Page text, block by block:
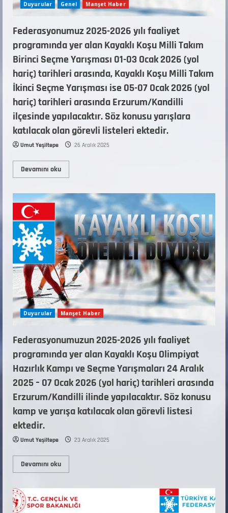
Duyurular Genel Manşet Haber
Federasyonumuz 2025-2026 yılı faaliyet
programında yer alan Kayaklı Koşu Milli Takım
Birinci Seçme Yarışması 01-03 Ocak 2026 (yol
hariç) tarihleri arasında, Kayaklı Koşu Milli Takım
İkinci Seçme Yarışması ise 05-07 Ocak 2026 (yol
hariç) tarihleri arasında Erzurum/Kandilli
ilçesinde yapılacaktır. Söz konusu yarışlara
katılacak olan görevli listeleri ektedir.
Umut Yeşiltepe 26 Aralık 2025
Devamını oku
Duyurular Manşet Haber
Federasyonumuzun 2025-2026 yılı faaliyet
programında yer alan Kayaklı Koşu Olimpiyat
Hazırlık Kampı ve Seçme Yarışmaları 24 Aralık
2025 – 07 Ocak 2026 (yol hariç) tarihleri arasında
Erzurum/Kandilli ilinde yapılacaktır. Söz konusu
kamp ve yarışa katılacak olan görevli listesi
ektedir.
Umut Yeşiltepe 23 Aralık 2025
Devamını oku